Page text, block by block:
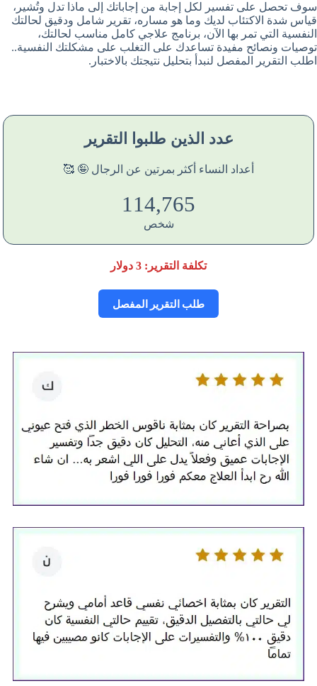
سوف تحصل على تفسير لكل إجابة من إجاباتك إلى ماذا تدل وتُشير،
قياس شدة الاكتئاب لديك وما هو مساره، تقرير شامل ودقيق لحالتك
النفسية التي تمر بها الآن، برنامج علاجي كامل مناسب لحالتك،
توصيات ونصائح مفيدة تساعدك على التغلب على مشكلتك النفسية..
اطلب التقرير المفصل لنبدأ بتحليل نتيجتك بالاختبار.
عدد الذين طلبوا التقرير
أعداد النساء أكثر بمرتين عن الرجال 🤪 🥰
114,765
شخص
تكلفة التقرير: 3 دولار
طلب التقرير المفصل